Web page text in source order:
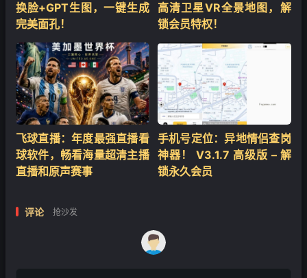
换脸+GPT生图，一键生成
完美面孔！
高清卫星VR全景地图，解
锁会员特权！
飞球直播：年度最强直播看
球软件，畅看海量超清主播
直播和原声赛事
手机号定位：异地情侣查岗
神器！ V3.1.7 高级版 – 解
锁永久会员
评论 抢沙发